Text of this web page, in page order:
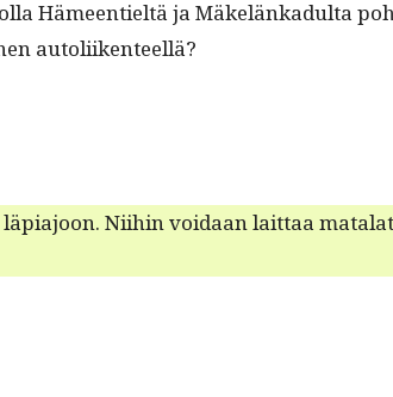
Hämeen­tieltä ja Mäkelänkadul­ta
autoliikenteellä?
Niihin voidaan lait­taa